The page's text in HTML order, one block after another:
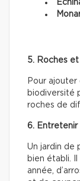
5. Roches
Pour
biodiversité
roches de
6. Entretenir
Un jardin de
bien établi.
année,